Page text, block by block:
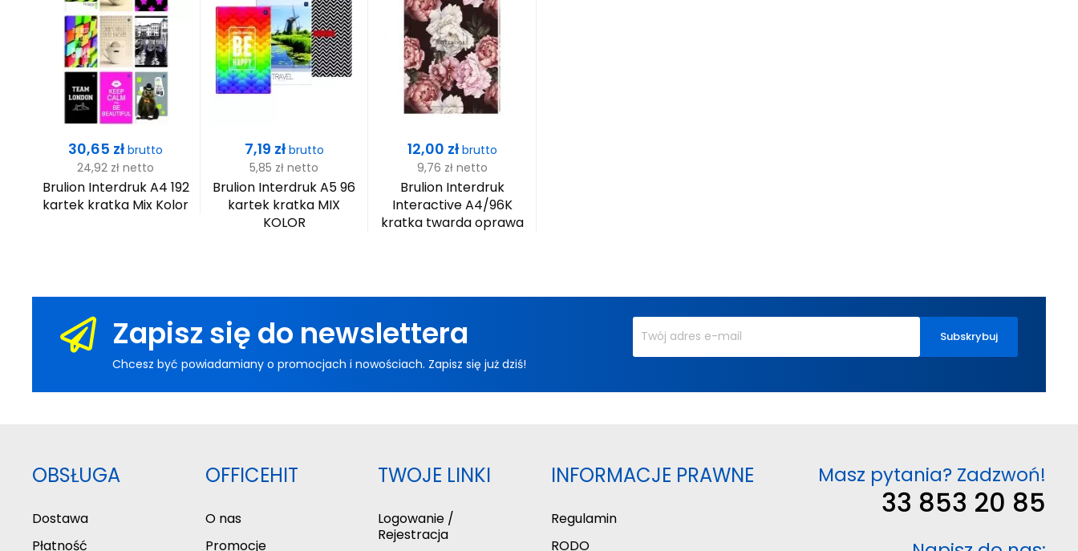
Cena
30,65 złbrutto
24,92 zł netto
Brulion Interdruk A4 192
kartek kratka Mix Kolor
Cena
7,19 zł brutto
5,85 zł netto
Brulion Interdruk A5 96
kartek kratka MIX
KOLOR
Cena
12,00 zł brutto
9,76 zł netto
Brulion Interdruk
Interactive A4/96K
kratka twarda oprawa
Zapisz się do newslettera
Chcesz być powiadamiany o promocjach i nowościach. Zapisz się już dziś!
OBSŁUGA
Dostawa
Płatność
OFFICEHIT
O nas
Promocje
TWOJE LINKI
Logowanie /
Rejestracja
INFORMACJE PRAWNE
Regulamin
RODO
Masz pytania? Zadzwoń!
33 853 20 85